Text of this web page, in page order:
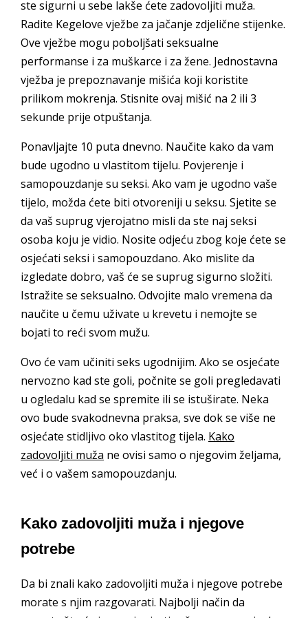
ste sigurni u sebe lakše ćete zadovoljiti muža.
Radite Kegelove vježbe za jačanje zdjelične stijenke.
Ove vježbe mogu poboljšati seksualne
performanse i za muškarce i za žene. Jednostavna
vježba je prepoznavanje mišića koji koristite
prilikom mokrenja. Stisnite ovaj mišić na 2 ili 3
sekunde prije otpuštanja.
Ponavljajte 10 puta dnevno. Naučite kako da vam
bude ugodno u vlastitom tijelu. Povjerenje i
samopouzdanje su seksi. Ako vam je ugodno vaše
tijelo, možda ćete biti otvoreniji u seksu. Sjetite se
da vaš suprug vjerojatno misli da ste naj seksi
osoba koju je vidio. Nosite odjeću zbog koje ćete se
osjećati seksi i samopouzdano. Ako mislite da
izgledate dobro, vaš će se suprug sigurno složiti.
Istražite se seksualno. Odvojite malo vremena da
naučite u čemu uživate u krevetu i nemojte se
bojati to reći svom mužu.
Ovo će vam učiniti seks ugodnijim. Ako se osjećate
nervozno kad ste goli, počnite se goli pregledavati
u ogledalu kad se spremite ili se istuširate. Neka
ovo bude svakodnevna praksa, sve dok se više ne
osjećate stidljivo oko vlastitog tijela. Kako
zadovoljiti muža ne ovisi samo o njegovim željama,
već i o vašem samopouzdanju.
Kako zadovoljiti muža i njegove
potrebe
Da bi znali kako zadovoljiti muža i njegove potrebe
morate s njim razgovarati. Najbolji način da